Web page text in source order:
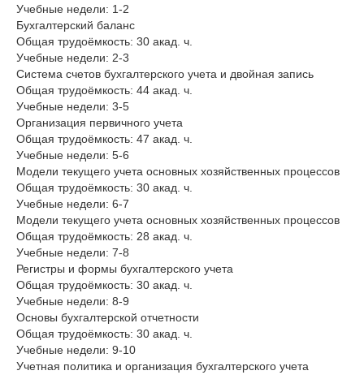
Учебные недели: 1-2
Бухгалтерский баланс
Общая трудоёмкость: 30 акад. ч.
Учебные недели: 2-3
Система счетов бухгалтерского учета и двойная запись
Общая трудоёмкость: 44 акад. ч.
Учебные недели: 3-5
Организация первичного учета
Общая трудоёмкость: 47 акад. ч.
Учебные недели: 5-6
Модели текущего учета основных хозяйственных процессов
Общая трудоёмкость: 30 акад. ч.
Учебные недели: 6-7
Модели текущего учета основных хозяйственных процессов
Общая трудоёмкость: 28 акад. ч.
Учебные недели: 7-8
Регистры и формы бухгалтерского учета
Общая трудоёмкость: 30 акад. ч.
Учебные недели: 8-9
Основы бухгалтерской отчетности
Общая трудоёмкость: 30 акад. ч.
Учебные недели: 9-10
Учетная политика и организация бухгалтерского учета